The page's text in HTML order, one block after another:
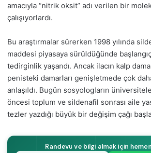
amacıyla “nitrik oksit” adı verilen bir
çalışıyorlardı.
Bu araştırmalar sürerken 1998 yılında
maddesi piyasaya sürüldüğünde
tedirginlik yaşandı. Ancak ilacın kalp
penisteki damarları genişletmede çok
anlaşıldı. Bugün sosyologların
öncesi toplum ve sildenafil sonrası aile
tezler yazdığı büyük bir değişim çağı
Randevu ve bilgi almak için hemen